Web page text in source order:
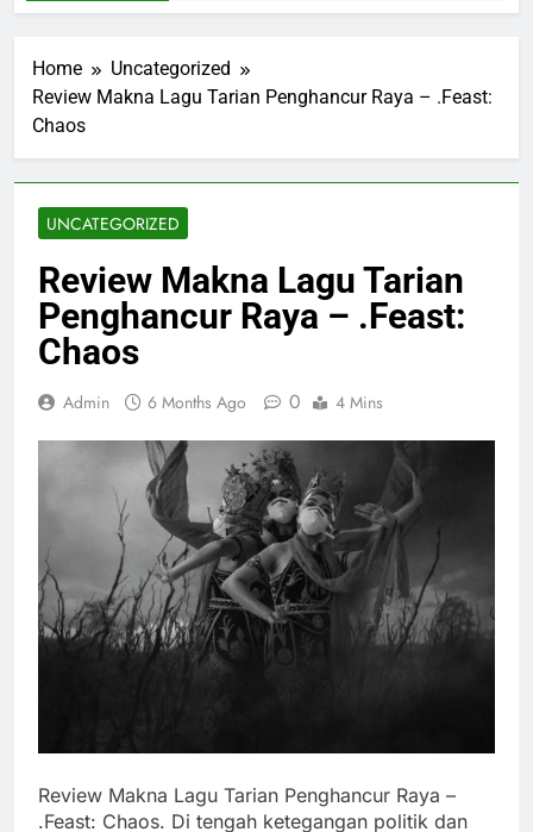
Home
Uncategorized
Review Makna Lagu Tarian Penghancur Raya – .Feast:
Chaos
UNCATEGORIZED
Review Makna Lagu Tarian
Penghancur Raya – .Feast:
Chaos
Admin 6 Months Ago 0 4 Mins
Review Makna Lagu Tarian Penghancur Raya –
.Feast: Chaos. Di tengah ketegangan politik dan